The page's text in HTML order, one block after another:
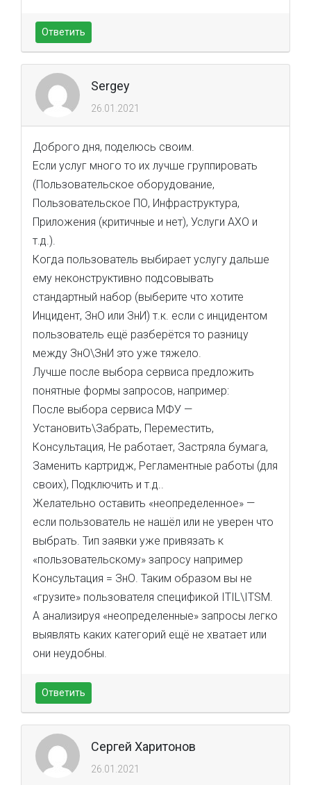
Ответить
Sergey
26.01.2021
Доброго дня, поделюсь своим.
Если услуг много то их лучше группировать
(Пользовательское оборудование,
Пользовательское ПО, Инфраструктура,
Приложения (критичные и нет), Услуги АХО и
т.д.).
Когда пользователь выбирает услугу дальше
ему неконструктивно подсовывать
стандартный набор (выберите что хотите
Инцидент, ЗнО или ЗнИ) т.к. если с инцидентом
пользователь ещё разберётся то разницу
между ЗнО\ЗнИ это уже тяжело.
Лучше после выбора сервиса предложить
понятные формы запросов, например:
После выбора сервиса МФУ —
Установить\Забрать, Переместить,
Консультация, Не работает, Застряла бумага,
Заменить картридж, Регламентные работы (для
своих), Подключить и т.д..
Желательно оставить «неопределенное» —
если пользователь не нашёл или не уверен что
выбрать. Тип заявки уже привязать к
«пользовательскому» запросу например
Консультация = ЗнО. Таким образом вы не
«грузите» пользователя спецификой ITIL\ITSM.
А анализируя «неопределенные» запросы легко
выявлять каких категорий ещё не хватает или
они неудобны.
Ответить
Сергей Харитонов
26.01.2021